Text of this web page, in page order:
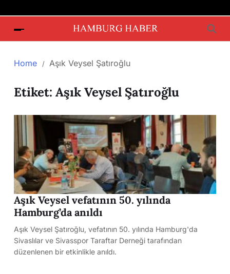
Home Aşık Veysel Şatıroğlu
Etiket: Aşık Veysel Şatıroğlu
Aşık Veysel vefatının 50. yılında
Hamburg’da anıldı
Aşık Veysel Şatıroğlu, vefatının 50. yılında Hamburg'da
Sivaslılar ve Sivasspor Taraftar Derneği tarafından
düzenlenen bir etkinlikle anıldı.